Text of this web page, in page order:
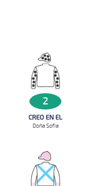
2
CREO EN EL
Doña Sofia